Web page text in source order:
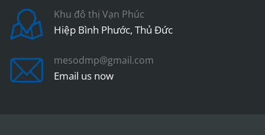
Khu đô thị Vạn Phúc
Hiệp Bình Phước, Thủ Đức
mesodmp@gmail.com
Email us now